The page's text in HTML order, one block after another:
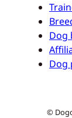
Dog
Dog
©